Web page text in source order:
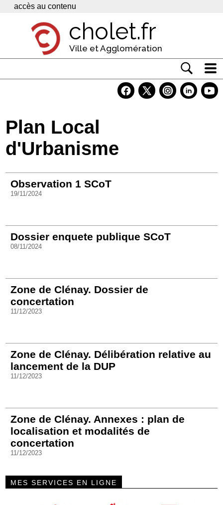
Panneau de gestion des cookies
accès au contenu
cholet.fr
Ville et Agglomération
Economie
Services
Plan Local
d'Urbanisme
Observation 1 SCoT
19/11/2024
Dossier enquete publique SCoT
08/11/2024
Zone de Clénay. Dossier de
concertation
11/12/2023
Zone de Clénay. Délibération relative au
lancement de la DUP
11/12/2023
Zone de Clénay. Annexes : plan de
localisation et modalités de
concertation
11/12/2023
MES SERVICES EN LIGNE